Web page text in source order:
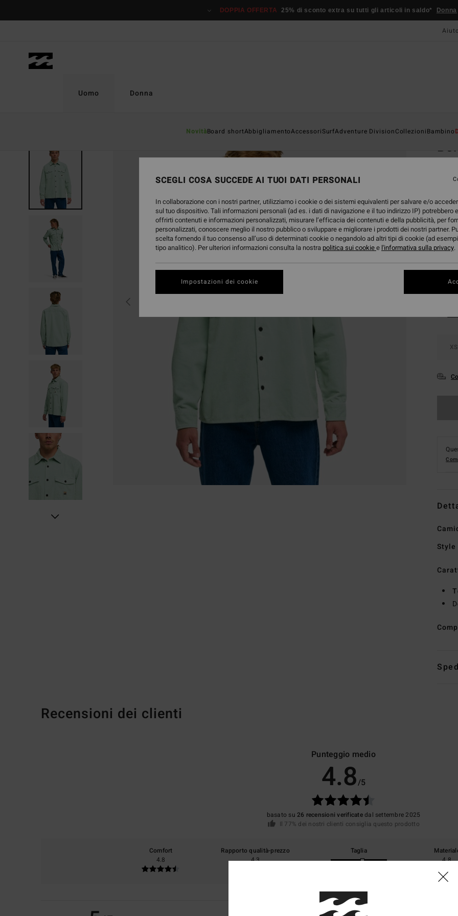
prodotto
DOPPIA OFFERTA 25% di sconto extra su tutti gli articoli in saldo* Donna
Uomo
NovitàBoard shortAbbigliamentoAccessoriSurfAdventure DivisionCollezioniBambino
Donna
XS
Style
Recensioni dei clienti
Punteggio medio
4.8/5
basato su26 recensioni verificatedal settembre 2025
Il 77% dei nostri clienti consiglia questo prodotto
Comfort
4.8
Rapporto qualità-prezzo
4.3
Taglia
4.8
SCEGLI COSA SUCCEDE AI TUOI DATI PERSONALI
In collaborazione con i nostri partner, utilizziamo i cookie o dei sistemi equivalenti per salvare e/o
sul tuo dispositivo. Tali informazioni personali (ad es. i dati di navigazione e il tuo indirizzo IP) potrebbero
offrirti contenuti e informazioni personalizzati, misurare l’efficacia dei contenuti e della pubblicità, per
personalizzati, conoscere meglio il nostro pubblico o sviluppare e migliorare i prodotti dei nostri partner.
scelta fornendo il tuo consenso all’uso di determinati cookie o negandolo ad altri tipi di cookie (ad
tipo analitico). Per ulteriori informazioni consulta la nostra politica sui cookiee l'informativa sulla privacy.
Impostazioni dei cookie